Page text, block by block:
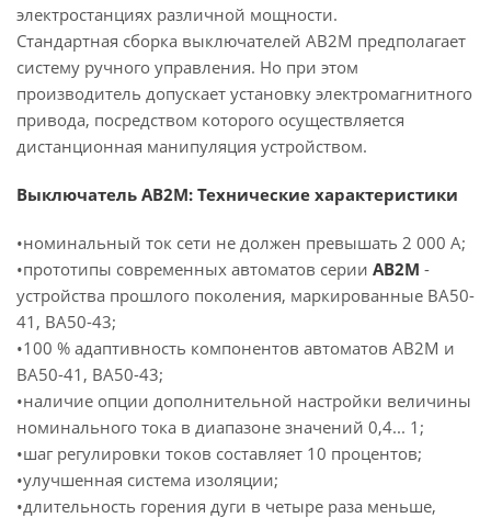
электростанциях различной мощности.
Стандартная сборка выключателей АВ2М предполагает
систему ручного управления. Но при этом
производитель допускает установку электромагнитного
привода, посредством которого осуществляется
дистанционная манипуляция устройством.
Выключатель АВ2М: Технические характеристики
•номинальный ток сети не должен превышать 2 000 А;
•прототипы современных автоматов серии АВ2М -
устройства прошлого поколения, маркированные ВА50-
41, ВА50-43;
•100 % адаптивность компонентов автоматов АВ2М и
ВА50-41, ВА50-43;
•наличие опции дополнительной настройки величины
номинального тока в диапазоне значений 0,4... 1;
•шаг регулировки токов составляет 10 процентов;
•улучшенная система изоляции;
•длительность горения дуги в четыре раза меньше,